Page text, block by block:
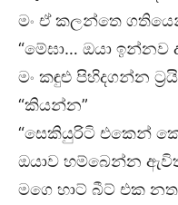
මං ඒ කලන්තෙ
“මේඝා… ඔයා ඉන්නව
මං කඳුළු පිහිදගන්න
“කියන්න”
“සෙකියුරිටි එකෙන්
ඔයාව හම්බෙන්න
මගෙ හාට් බීට් එක